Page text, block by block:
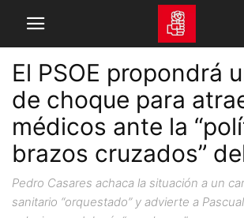
El PSOE propondrá
de choque para
médicos ante la
brazos cruzados”
Pedro Casares achaca la situación a un
sanitario “orquestado” y advierte a